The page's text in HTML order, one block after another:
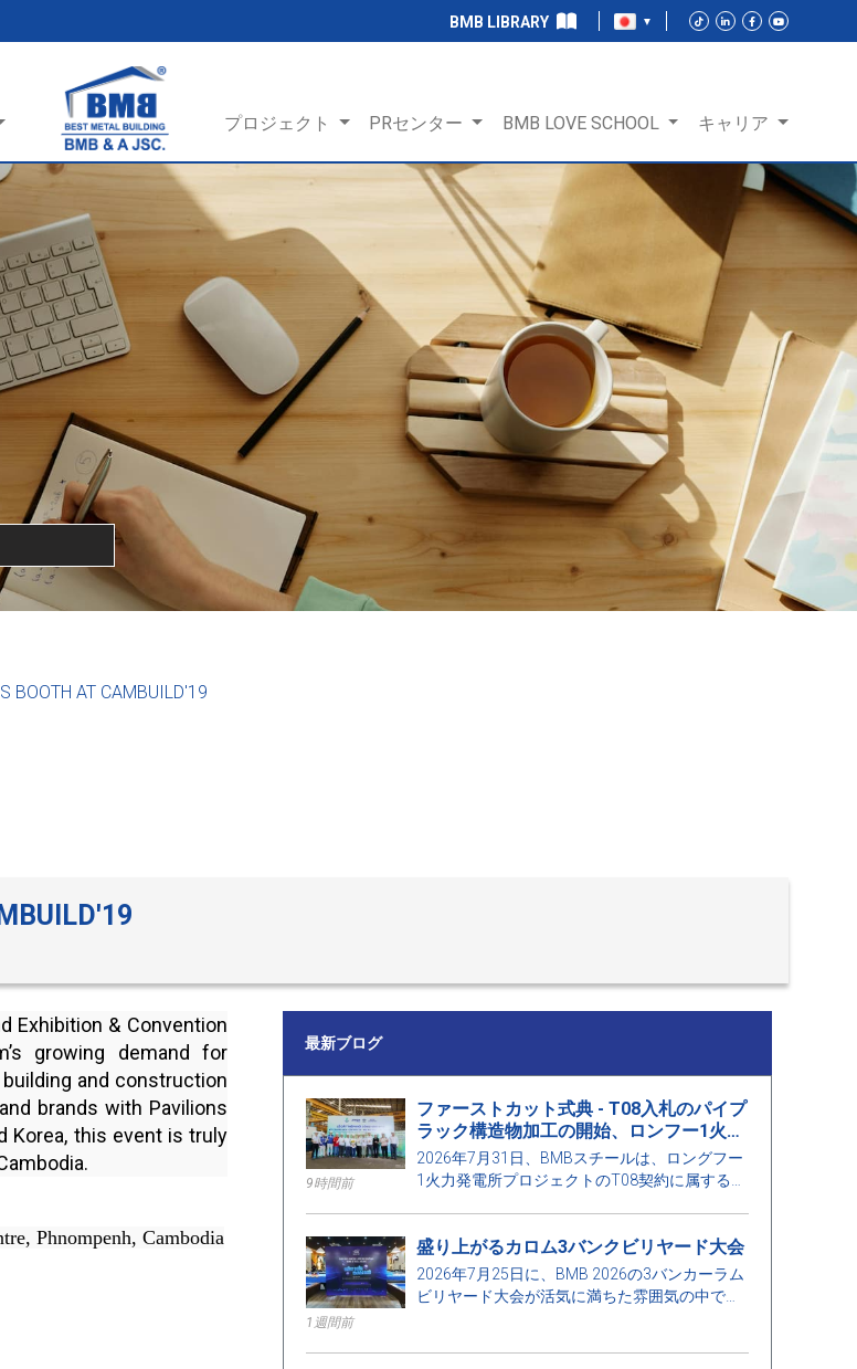
BMB LIBRARY
プロジェクト PRセンター BMB LOVE SCHOOL キャリア
BOOTH AT CAMBUILD'19
Exhibition & Convention
growing demand for
and construction
brands with Pavilions
Korea, this event is truly
Phnompenh, Cambodia
最新ブログ
9時間前
ファーストカット式典 - T08入札のパイプ
ラック構造物加工の開始、ロンフー1火力
発電所プロジェクト
2026年7月31日、BMBスチールは、ロングフー
1火力発電所プロジェクトのT08契約に属するパ
1週間前
盛り上がるカロム3バンクビリヤード大会
2026年7月25日に、BMB 2026の3バンカーラム
ビリヤード大会が活気に満ちた雰囲気の中で、